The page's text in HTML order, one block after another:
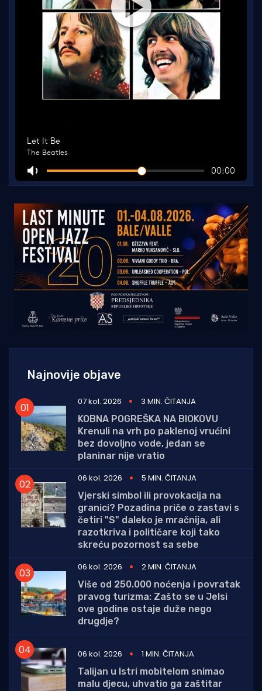
Najnovije objave
07 kol. 2026
3 MIN. ČITANJA
KOBNA POGREŠKA NA BIOKOVU
Krenuli na vrh po paklenoj vrućini
bez dovoljno vode, jedan se
planinar nije vratio
06 kol. 2026
5 MIN. ČITANJA
Vjerski simbol ili provokacija na
granici? Pozadina priče o zastavi s
četiri "S" daleko je mračnija, ali
razotkriva i političare koji tako
skreću pozornost sa sebe
06 kol. 2026
2 MIN. ČITANJA
Više od 250.000 noćenja i povratak
pravog turizma: Zašto se u Jelsi
ove godine ostaje duže nego
drugdje?
06 kol. 2026
1 MIN. ČITANJA
Talijan u Istri mobitelom snimao
malu djecu, uhvatio ga zaštitar